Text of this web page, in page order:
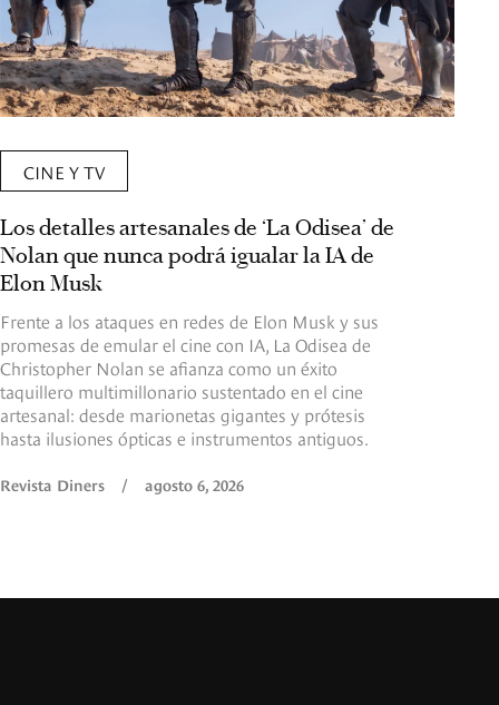
CINE Y TV
Los detalles artesanales de ‘La Odisea’ de
Nolan que nunca podrá igualar la IA de
Elon Musk
Frente a los ataques en redes de Elon Musk y sus
promesas de emular el cine con IA, La Odisea de
Christopher Nolan se afianza como un éxito
taquillero multimillonario sustentado en el cine
artesanal: desde marionetas gigantes y prótesis
hasta ilusiones ópticas e instrumentos antiguos.
Revista Diners / agosto 6, 2026